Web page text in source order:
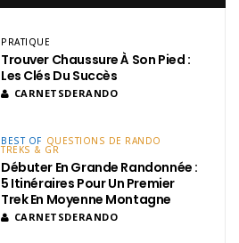
PRATIQUE
Trouver Chaussure À Son Pied :
Les Clés Du Succès
CARNETSDERANDO
BEST OF QUESTIONS DE RANDO
TREKS & GR
Débuter En Grande Randonnée :
5 Itinéraires Pour Un Premier
Trek En Moyenne Montagne
CARNETSDERANDO